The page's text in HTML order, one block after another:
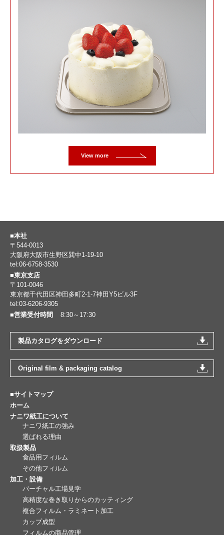
View more
■本社
〒544-0013
大阪府大阪市生野区巽中1-19-10
tel:06-6758-3530
■東京支店
〒101-0046
東京都千代田区神田多町2-1-7神田Y5ビル3F
tel:03-6206-9305
■営業受付時間
8:30～17:30
製品カタログをダウンロード
Original film & packaging catalog
■サイトマップ
ホーム
ナニワ紙工について
ナニワ紙工の強み
選ばれる理由
取扱製品
食品用フィルム
その他フィルム
加工・設備
バーチャル工場見学
高精度な巻き取りからのカッティング
複合フィルム・ラミネート加工
カップ成型
フィルムの商品管理